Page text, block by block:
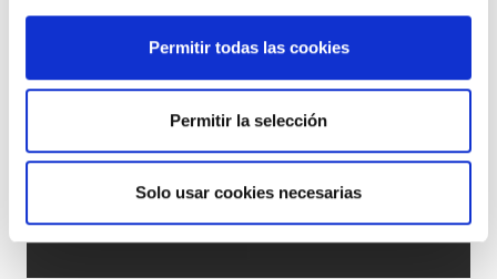
Permitir todas las cookies
Permitir la selección
Solo usar cookies necesarias